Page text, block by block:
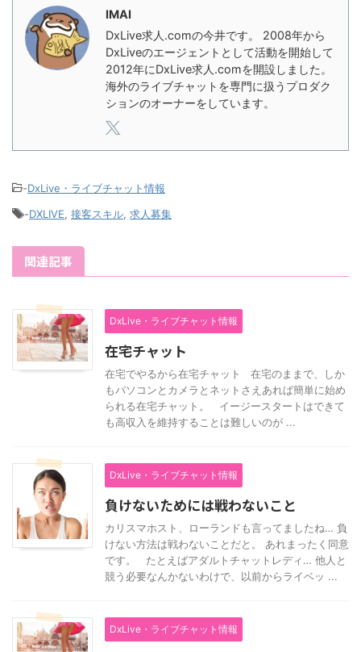
IMAI
DxLive求人.comの今井です。 2008年から
DxLiveのエージェントとして活動を開始して
2012年にDxLive求人.comを開設しました。
海外のライブチャットを専門に扱うプロダク
ションのオーナーをしています。
-DxLive・ライブチャット情報
-DXLIVE, 接客スキル, 求人募集
関連記事
DxLive・ライブチャット情報
在宅チャット
在宅でやるから在宅チャット 在宅のままで、しか
もパソコンとカメラとネットさえあれば簡単に始め
られる在宅チャット。 イージースタートはできて
も高収入を維持することは難しいのが ...
DxLive・ライブチャット情報
負けないためには戦わないこと
カリスマホスト、ローランドも言ってましたね… 負
けない方法は戦わないことだと。 あれまったく同意
です。 たとえばアダルトチャットレディ… 他人と
競う必要なんかないわけで、以前からライベッ ...
DxLive・ライブチャット情報